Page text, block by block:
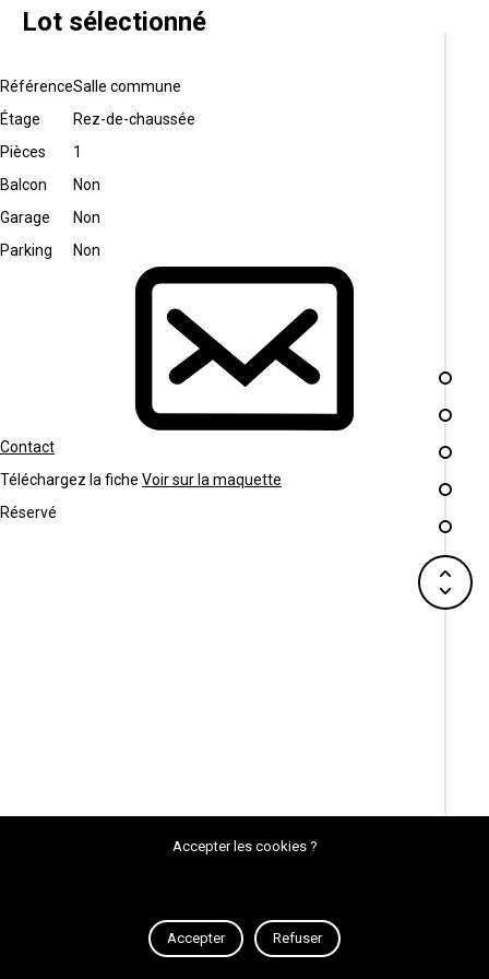
Lot sélectionné
RéférenceSalle commune
Étage
Rez-de-chaussée
Pièces
1
Balcon
Non
Garage
Non
Parking
Non
Contact
Téléchargez la fiche Voir sur la maquette
Réservé
Accepter les cookies ?
Accepter Refuser